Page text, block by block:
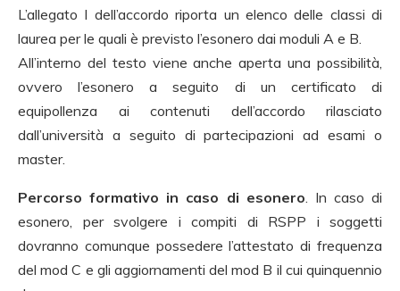
L’allegato I dell’accordo riporta un elenco delle classi di
laurea per le quali è previsto l’esonero dai moduli A e B.
All’interno del testo viene anche aperta una possibilità,
ovvero l’esonero a seguito di un certificato di
equipollenza ai contenuti dell’accordo rilasciato
dall’università a seguito di partecipazioni ad esami o
master.
Percorso formativo in caso di esonero. In caso di
esonero, per svolgere i compiti di RSPP i soggetti
dovranno comunque possedere l’attestato di frequenza
del mod C e gli aggiornamenti del mod B il cui quinquennio